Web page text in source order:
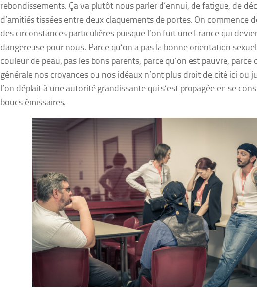
rebondissements. Ça va plutôt nous parler d’ennui, de fatigue, de
d’amitiés tissées entre deux claquements de portes. On commence
des circonstances particulières puisque l’on fuit une France qui
dangereuse pour nous. Parce qu’on a pas la bonne orientation
couleur de peau, pas les bons parents, parce qu’on est pauvre, parce
générale nos croyances ou nos idéaux n’ont plus droit de cité ici ou
l’on déplait à une autorité grandissante qui s’est propagée en se
boucs émissaires.